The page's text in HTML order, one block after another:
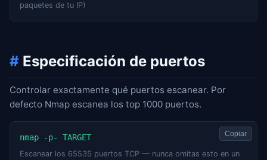
paquetes de tu IP)
# Especificación de puertos
Controlar exactamente qué puertos escanear. Por
defecto Nmap escanea los top 1000 puertos.
nmap -p- TARGET
Escanear los 65535 puertos TCP — nunca omitas esto en un
Copiar